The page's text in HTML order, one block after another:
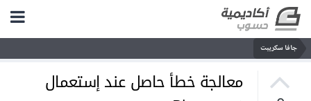
جافا سكريبت
معالجة خطأ حاصل عند إستعمال